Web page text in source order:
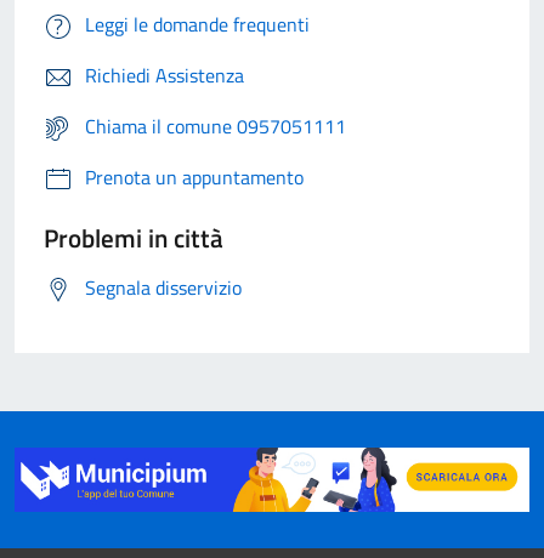
Leggi le domande frequenti
Richiedi Assistenza
Chiama il comune 0957051111
Prenota un appuntamento
Problemi in città
Segnala disservizio